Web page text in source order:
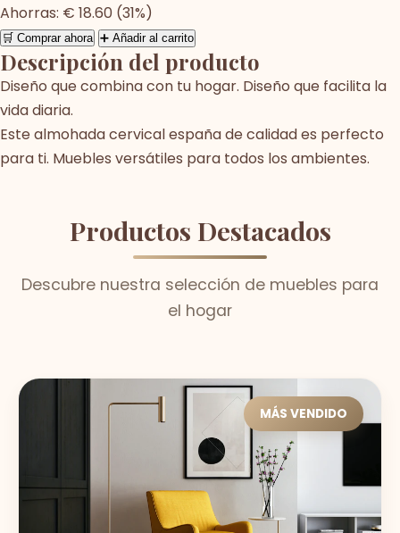
Ahorras: € 18.60 (31%)
🛒 Comprar ahora ➕ Añadir al carrito
Descripción del producto
Diseño que combina con tu hogar. Diseño que facilita la
vida diaria.
Este almohada cervical españa de calidad es perfecto
para ti. Muebles versátiles para todos los ambientes.
Productos Destacados
Descubre nuestra selección de muebles para
el hogar
MÁS VENDIDO